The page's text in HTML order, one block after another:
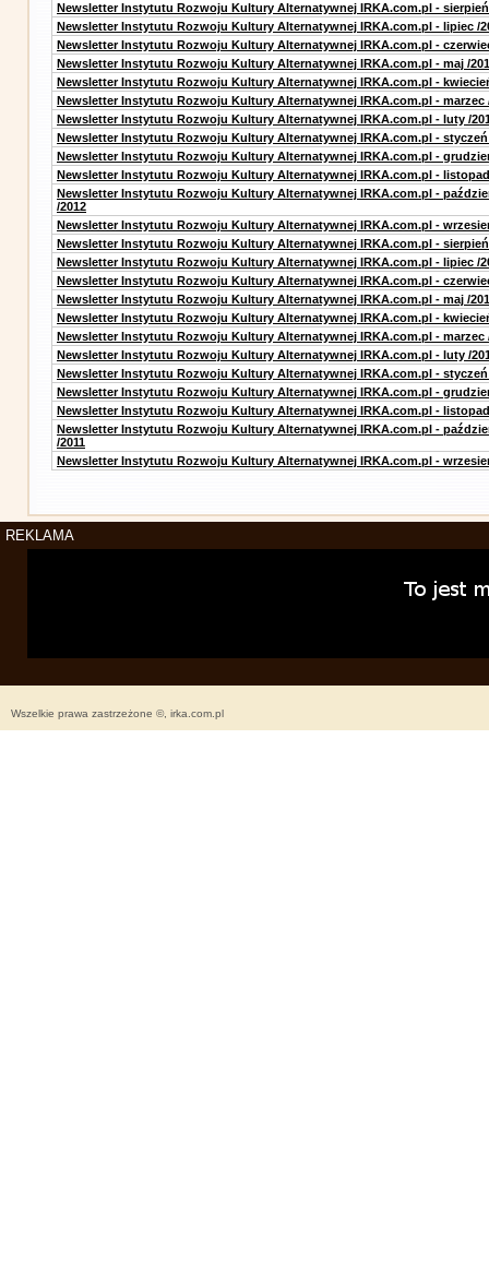
Newsletter Instytutu Rozwoju Kultury Alternatywnej IRKA.com.pl - sierpień
Newsletter Instytutu Rozwoju Kultury Alternatywnej IRKA.com.pl - lipiec /
Newsletter Instytutu Rozwoju Kultury Alternatywnej IRKA.com.pl -
Newsletter Instytutu Rozwoju Kultury Alternatywnej IRKA.com.pl - maj /
Newsletter Instytutu Rozwoju Kultury Alternatywnej IRKA.com.pl -
Newsletter Instytutu Rozwoju Kultury Alternatywnej IRKA.com.pl - marzec
Newsletter Instytutu Rozwoju Kultury Alternatywnej IRKA.com.pl - luty /
Newsletter Instytutu Rozwoju Kultury Alternatywnej IRKA.com.pl - styczeń
Newsletter Instytutu Rozwoju Kultury Alternatywnej IRKA.com.pl -
Newsletter Instytutu Rozwoju Kultury Alternatywnej IRKA.com.pl - listopad
Newsletter Instytutu Rozwoju Kultury Alternatywnej IRKA.com.pl -
/2012
Newsletter Instytutu Rozwoju Kultury Alternatywnej IRKA.com.pl -
Newsletter Instytutu Rozwoju Kultury Alternatywnej IRKA.com.pl - sierpień
Newsletter Instytutu Rozwoju Kultury Alternatywnej IRKA.com.pl - lipiec /
Newsletter Instytutu Rozwoju Kultury Alternatywnej IRKA.com.pl -
Newsletter Instytutu Rozwoju Kultury Alternatywnej IRKA.com.pl - maj /
Newsletter Instytutu Rozwoju Kultury Alternatywnej IRKA.com.pl -
Newsletter Instytutu Rozwoju Kultury Alternatywnej IRKA.com.pl - marzec
Newsletter Instytutu Rozwoju Kultury Alternatywnej IRKA.com.pl - luty /
Newsletter Instytutu Rozwoju Kultury Alternatywnej IRKA.com.pl - styczeń
Newsletter Instytutu Rozwoju Kultury Alternatywnej IRKA.com.pl -
Newsletter Instytutu Rozwoju Kultury Alternatywnej IRKA.com.pl - listopad
Newsletter Instytutu Rozwoju Kultury Alternatywnej IRKA.com.pl -
/2011
Newsletter Instytutu Rozwoju Kultury Alternatywnej IRKA.com.pl -
REKLAMA
Wszelkie prawa zastrzeżone ©, irka.com.pl